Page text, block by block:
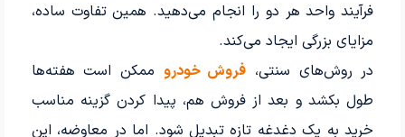
فرآیند واحد هر دو را انجام می‌دهید. همین تفاوت ساده،
مزایای بزرگی ایجاد می‌کند.
در روش‌های سنتی، فروش خودرو ممکن است هفته‌ها
طول بکشد و بعد از فروش هم، پیدا کردن گزینه مناسب
خرید به یک دغدغه تازه تبدیل شود. اما در معاوضه، این